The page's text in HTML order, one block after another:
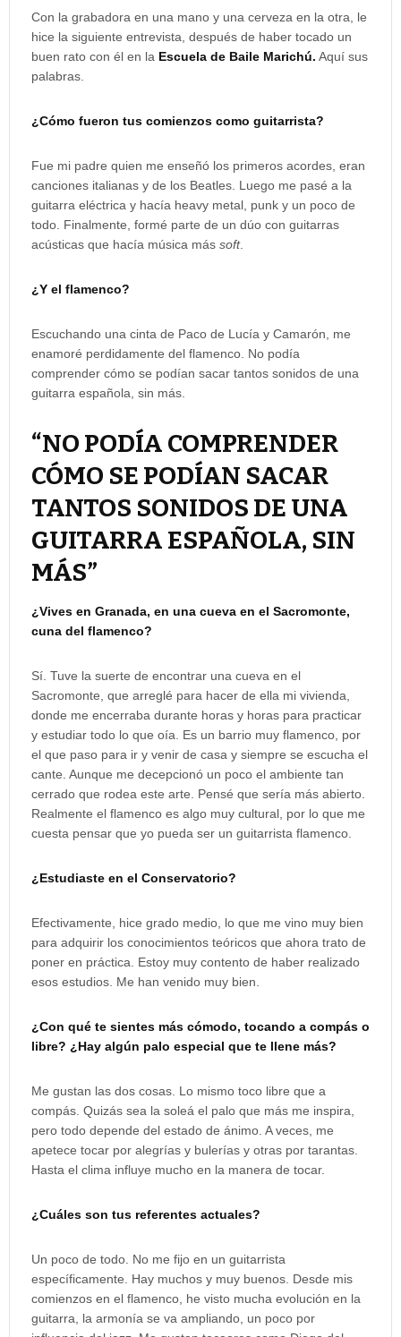
Con la grabadora en una mano y una cerveza en la otra, le
hice la siguiente entrevista, después de haber tocado un
buen rato con él en la Escuela de Baile Marichú. Aquí sus
palabras.
¿Cómo fueron tus comienzos como guitarrista?
Fue mi padre quien me enseñó los primeros acordes, eran
canciones italianas y de los Beatles. Luego me pasé a la
guitarra eléctrica y hacía heavy metal, punk y un poco de
todo. Finalmente, formé parte de un dúo con guitarras
acústicas que hacía música más soft.
¿Y el flamenco?
Escuchando una cinta de Paco de Lucía y Camarón, me
enamoré perdidamente del flamenco. No podía
comprender cómo se podían sacar tantos sonidos de una
guitarra española, sin más.
“NO PODÍA COMPRENDER
CÓMO SE PODÍAN SACAR
TANTOS SONIDOS DE UNA
GUITARRA ESPAÑOLA, SIN
MÁS”
¿Vives en Granada, en una cueva en el Sacromonte,
cuna del flamenco?
Sí. Tuve la suerte de encontrar una cueva en el
Sacromonte, que arreglé para hacer de ella mi vivienda,
donde me encerraba durante horas y horas para practicar
y estudiar todo lo que oía. Es un barrio muy flamenco, por
el que paso para ir y venir de casa y siempre se escucha el
cante. Aunque me decepcionó un poco el ambiente tan
cerrado que rodea este arte. Pensé que sería más abierto.
Realmente el flamenco es algo muy cultural, por lo que me
cuesta pensar que yo pueda ser un guitarrista flamenco.
¿Estudiaste en el Conservatorio?
Efectivamente, hice grado medio, lo que me vino muy bien
para adquirir los conocimientos teóricos que ahora trato de
poner en práctica. Estoy muy contento de haber realizado
esos estudios. Me han venido muy bien.
¿Con qué te sientes más cómodo, tocando a compás o
libre? ¿Hay algún palo especial que te llene más?
Me gustan las dos cosas. Lo mismo toco libre que a
compás. Quizás sea la soleá el palo que más me inspira,
pero todo depende del estado de ánimo. A veces, me
apetece tocar por alegrías y bulerías y otras por tarantas.
Hasta el clima influye mucho en la manera de tocar.
¿Cuáles son tus referentes actuales?
Un poco de todo. No me fijo en un guitarrista
específicamente. Hay muchos y muy buenos. Desde mis
comienzos en el flamenco, he visto mucha evolución en la
guitarra, la armonía se va ampliando, un poco por